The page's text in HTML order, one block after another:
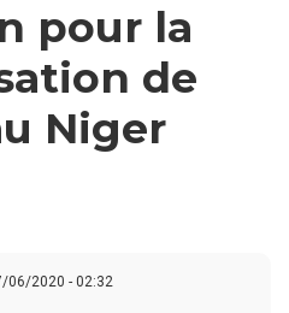
pour la
de
Niger
06/2020 - 02:32